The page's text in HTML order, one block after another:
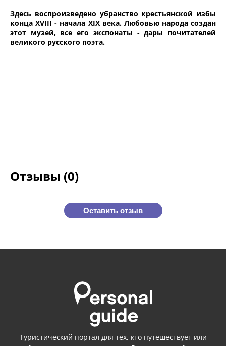
Здесь воспроизведено убранство крестьянской избы
конца XVIII - начала XIX века. Любовью народа создан
этот музей, все его экспонаты - дары почитателей
великого русского поэта.
Отзывы (0)
Оставить отзыв
Туристический портал для тех, кто путешествует или